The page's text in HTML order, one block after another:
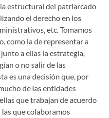
estructural del patriarcado
el derecho en los
etc. Tomamos
como la de representar a
a ellas la estrategia,
o no salir de las
es una decisión que, por
de las entidades
que trabajan de acuerdo
que colaboramos